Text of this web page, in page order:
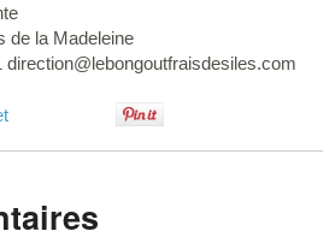
de la Madeleine
direction@lebongoutfraisdesiles.com